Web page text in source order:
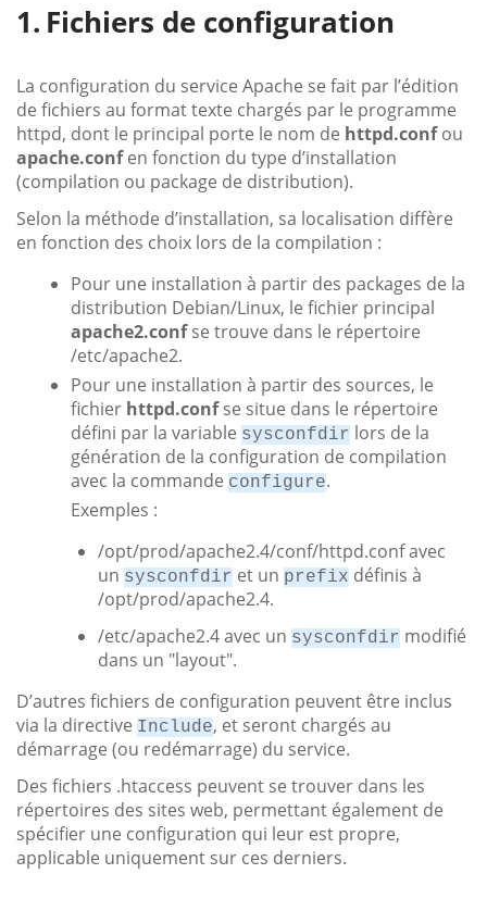
Fichiers de configuration
La configuration du service Apache se fait par l’édition
de fichiers au format texte chargés par le programme
httpd, dont le principal porte le nom de httpd.confou
apache.confen fonction du type d’installation
(compilation ou package de distribution).
Selon la méthode d’installation, sa localisation diffère
en fonction des choix lors de la compilation :
Pour une installation à partir des packages de la
distribution Debian/Linux, le fichier principal
apache2.confse trouve dans le répertoire
/etc/apache2.
Pour une installation à partir des sources, le
fichier httpd.confse situe dans le répertoire
défini par la variable sysconfdir lors de la
génération de la configuration de compilation
avec la commande configure.
Exemples :
/opt/prod/apache2.4/conf/httpd.conf avec
un sysconfdir et un prefix définis à
/opt/prod/apache2.4.
/etc/apache2.4 avec un sysconfdir modifié
dans un "layout".
D’autres fichiers de configuration peuvent être inclus
via la directive Include, et seront chargés au
démarrage (ou redémarrage) du service.
Des fichiers .htaccess peuvent se trouver dans les
répertoires des sites web, permettant également de
spécifier une configuration qui leur est propre,
applicable uniquement sur ces derniers.